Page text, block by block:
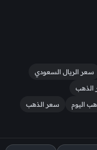
سعر الريال السعودي
الذهب
اليوم سعر الذهب